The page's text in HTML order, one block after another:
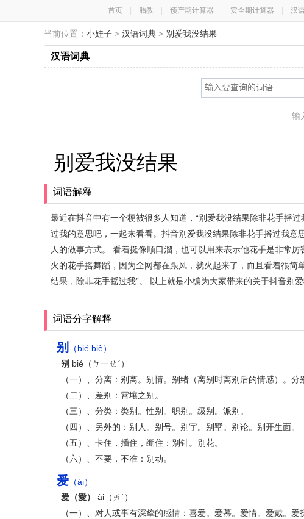
首页 胎教 预产期计算器 安全期计算器 汉
当前位置： 小娃子 > 汉语词典 > 别爱我没结果
汉语词典
输
别爱我没结果
词语解释
最近在抖音中有一个梗被很多人知道，“别爱我没结果除非花手摇
过我的意思吧，一起来看看。抖音别爱我没结果除非花手摇过我
人的做事方式。 看着挺像顺口溜，也可以用来表示他花手是非常
火的花手摇舞蹈，因为全网都在跟风，就火起来了，而且看着很
结果，除非花手摇过我”。 以上就是小编为大家带来的关于抖音别
词语分字解释
别
（bié biè）
别 bié（ㄅ一ㄝˊ）
（一）、分离：别离。别情。别绪（离别时离别后的情感）。分
（二）、差别：霄壤之别。
（三）、分类：类别。性别。职别。级别。派别。
（四）、另外的：别人。别号。别字。别墅。别论。别开生面。
（五）、卡住，插住，绷住：别针。别花。
（六）、不要，不准：别动。
爱 （ài）
爱（愛）
ài（ㄞˋ）
（一）、对人或事有深挚的感情：喜爱。爱慕。爱情。爱戴。